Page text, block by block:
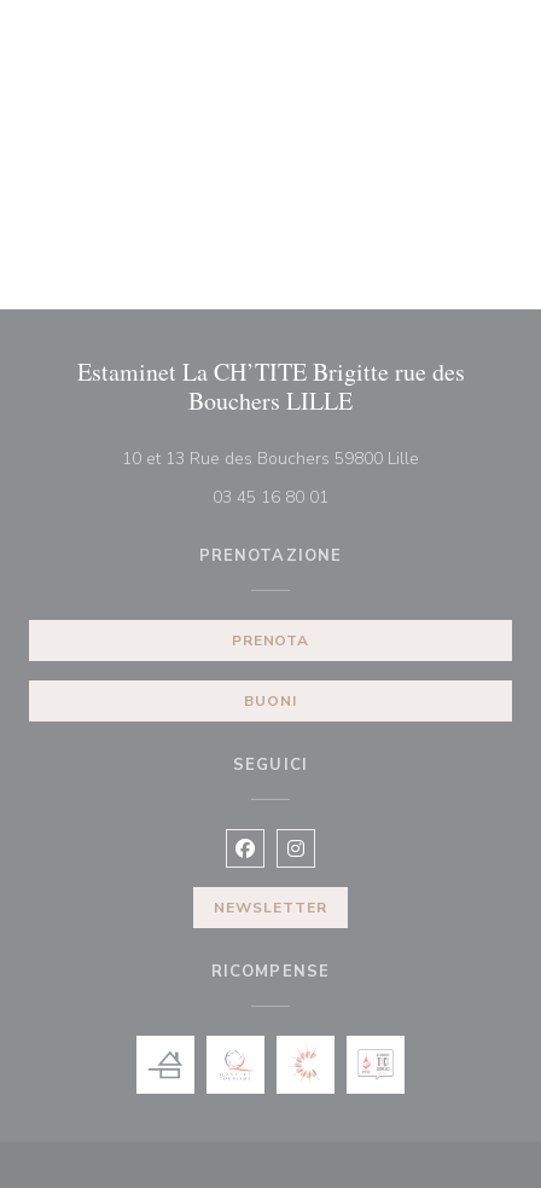
Estaminet La CH’TITE Brigitte rue des
Bouchers LILLE
10 et 13 Rue des Bouchers 59800 Lille
03 45 16 80 01
PRENOTAZIONE
PRENOTA
BUONI
SEGUICI
Facebook ((apre una nuova
Instagram ((apre una nuova
NEWSLETTER
RICOMPENSE